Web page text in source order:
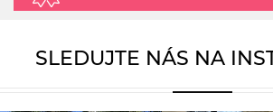
SLEDUJTE NÁS NA